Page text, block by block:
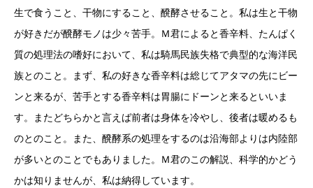
生で食うこと、干物にすること、醗酵させること。私は生と干物
が好きだが醗酵モノは少々苦手。Ｍ君によると香辛料、たんぱく
質の処理法の嗜好において、私は騎馬民族失格で典型的な海洋民
族とのこと。まず、私の好きな香辛料は総じてアタマの先にビー
ンと来るが、苦手とする香辛料は胃腸にドーンと来るといいま
す。またどちらかと言えば前者は身体を冷やし、後者は暖めるも
のとのこと。また、醗酵系の処理をするのは沿海部よりは内陸部
が多いとのことでもありました。Ｍ君のこの解説、科学的かどう
かは知りませんが、私は納得しています。